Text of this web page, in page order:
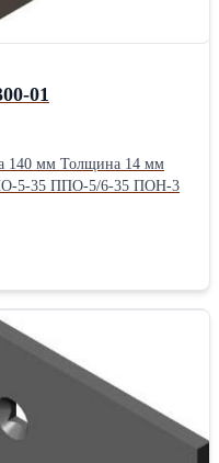
01
140 мм Толщина 14 мм
5-35 ППО-5/6-35 ПОН-3